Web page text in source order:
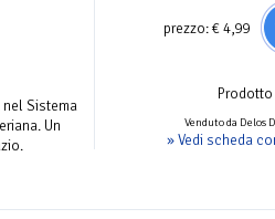
prezzo:€ 4,99
Venduto da Delos
» Vedi scheda
Sistema
Un